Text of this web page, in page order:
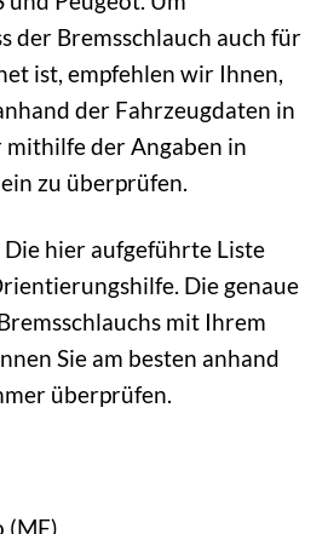
der Bremsschlauch auch für
ist, empfehlen wir Ihnen,
der Fahrzeugdaten in
mithilfe der Angaben in
zu überprüfen.
Die hier aufgeführte Liste
Die genaue
mit Ihrem
Sie am besten anhand
überprüfen.
(MF)